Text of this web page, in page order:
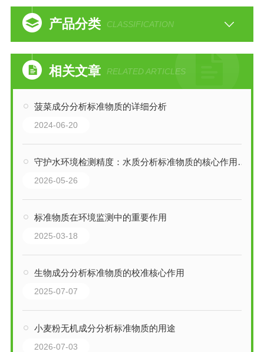
产品分类 CLASSIFICATION
相关文章 RELATED ARTICLES
菠菜成分分析标准物质的详细分析
2024-06-20
守护水环境检测精度：水质分析标准物质的核心作用与应用
2026-05-26
标准物质在环境监测中的重要作用
2025-03-18
生物成分分析标准物质的校准核心作用
2025-07-07
小麦粉无机成分分析标准物质的用途
2026-07-03